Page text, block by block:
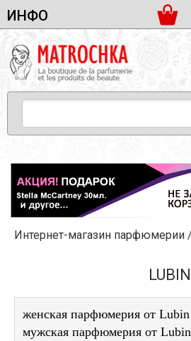
ИНФО
ДОСТАВКА
ЖЕНСКАЯ
МУЖСКАЯ
УНИСЕКС
ЖЕНСКИЕ
МУЖСКИЕ
УНИСЕКС
УХОД ЗА
УХОД ЗА
ДЕКОРАТИВНАЯ
Интернет-магазин парфюмерии /
LUBIN
женская парфюмерия от Lubin
мужская парфюмерия от Lubin